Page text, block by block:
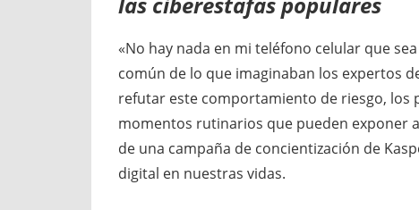
«No hay nada en mi teléfono celular que
común de lo que imaginaban los expertos
refutar este comportamiento de riesgo, los
momentos rutinarios que pueden exponer
de una campaña de concientización de
digital en nuestras vidas.